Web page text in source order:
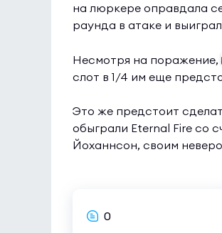
на люркере оправдала
раунда в атаке и
Несмотря на поражение,
слот в 1/4 им еще
Это же предстоит
обыграли Eternal Fire со
Йоханнсон, своим
0